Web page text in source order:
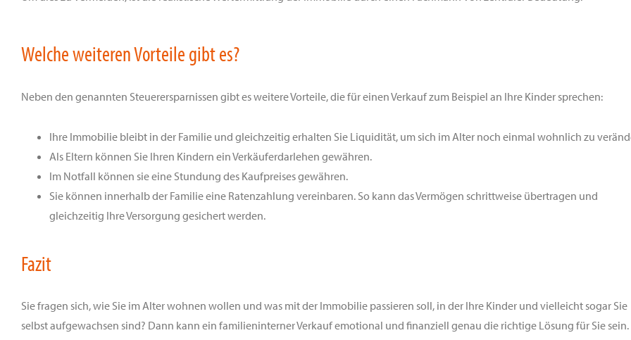
Welche weiteren Vorteile gibt es?
Neben den genannten Steuerersparnissen gibt es weitere Vorteile, die für einen Verkauf zum Beispiel an Ihre Kinder sprechen:
Ihre Immobilie bleibt in der Familie und gleichzeitig erhalten Sie Liquidität, um sich im Alter noch einmal wohnlich zu
Als Eltern können Sie Ihren Kindern ein Verkäuferdarlehen gewähren.
Im Notfall können sie eine Stundung des Kaufpreises gewähren.
Sie können innerhalb der Familie eine Ratenzahlung vereinbaren. So kann das Vermögen schrittweise übertragen und
gleichzeitig Ihre Versorgung gesichert werden.
Fazit
Sie fragen sich, wie Sie im Alter wohnen wollen und was mit der Immobilie passieren soll, in der Ihre Kinder und vielleicht sogar Sie
selbst aufgewachsen sind? Dann kann ein familieninterner Verkauf emotional und finanziell genau die richtige Lösung für Sie sein.